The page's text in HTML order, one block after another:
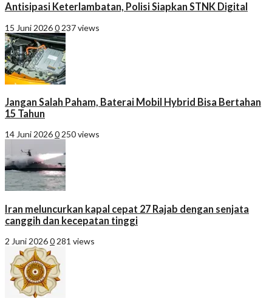
Antisipasi Keterlambatan, Polisi Siapkan STNK Digital
15 Juni 20260 237 views
Jangan Salah Paham, Baterai Mobil Hybrid Bisa Bertahan
15 Tahun
14 Juni 20260 250 views
Iran meluncurkan kapal cepat 27 Rajab dengan senjata
canggih dan kecepatan tinggi
2 Juni 20260 281 views